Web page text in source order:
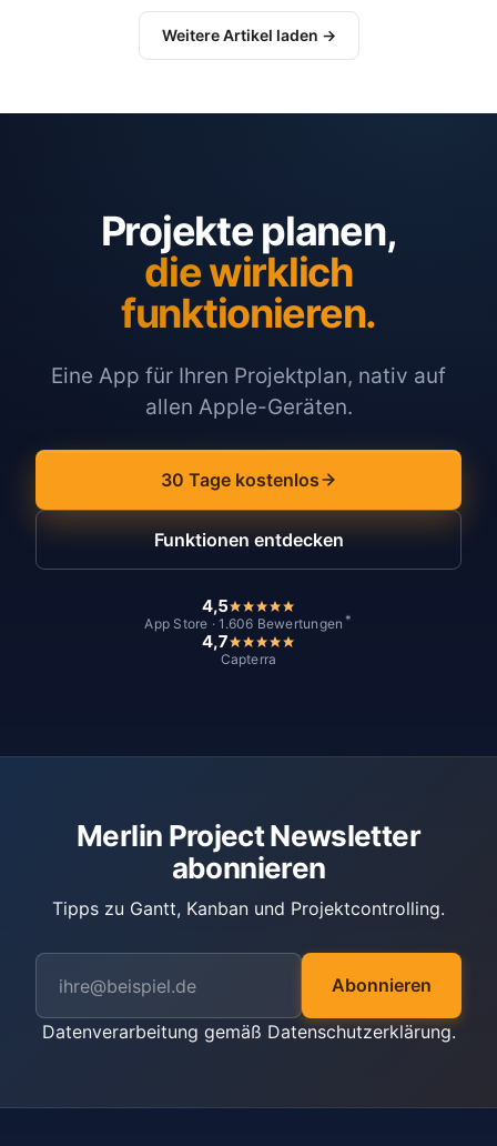
Weitere Artikel laden →
Projekte planen,
die wirklich
funktionieren.
Eine App für Ihren Projektplan, nativ auf
allen Apple-Geräten.
30 Tage kostenlos
Funktionen entdecken
4,5
App Store · 1.606 Bewertungen *
4,7
Capterra
Merlin Project Newsletter
abonnieren
Tipps zu Gantt, Kanban und Projektcontrolling.
Abonnieren
Datenverarbeitung gemäß Datenschutzerklärung.